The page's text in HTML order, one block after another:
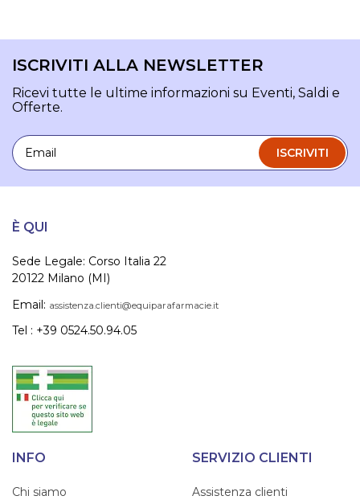
ISCRIVITI ALLA NEWSLETTER
Ricevi tutte le ultime informazioni su Eventi, Saldi e
Offerte.
Email
ISCRIVITI
È QUI
Sede Legale: Corso Italia 22
20122 Milano (MI)
Email: assistenza.clienti@equiparafarmacie.it
Tel : +39 0524.50.94.05
INFO
Chi siamo
SERVIZIO CLIENTI
Assistenza clienti